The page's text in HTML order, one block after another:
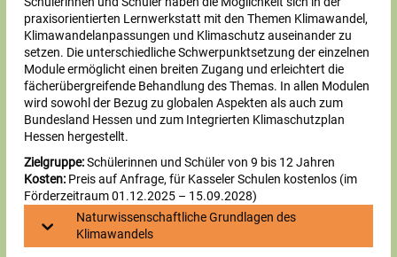
praxisorientierten Lernwerkstatt mit den Themen Klimawandel,
Klimawandelanpassungen und Klimaschutz auseinander zu
setzen. Die unterschiedliche Schwerpunktsetzung der einzelnen
Module ermöglicht einen breiten Zugang und erleichtert die
fächerübergreifende Behandlung des Themas. In allen Modulen
wird sowohl der Bezug zu globalen Aspekten als auch zum
Bundesland Hessen und zum Integrierten Klimaschutzplan
Hessen hergestellt.
Zielgruppe:Schülerinnen und Schüler von 9 bis 12 Jahren
Kosten: Preis auf Anfrage, für Kasseler Schulen kostenlos (im
Förderzeitraum 01.12.2025 – 15.09.2028)
Naturwissenschaftliche Grundlagen des
Klimawandels